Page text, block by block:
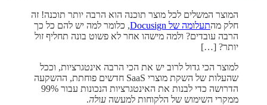
המוצר המשלים לכל מוצר תוכנה הוא הרבה יותר תוכנה! זה
חלק מהתעלומה של Docusign
, כלומר למה יש להם כל כך
הרבה עובדים? ולמה מישהו אחר לא פשוט בונה תחליף זול
יותר? […]
למוצר הכי גדול לרוב יש את הכי הרבה אינטגרציות, וככל
שהעלות של השקת מוצרי SaaS חדשים פוחתת, ההשקעה
הדרושה כדי לבנות את האינטגרציות הנכונות עבור 99%
ממקרי השימוש של הלקוחות למעשה עולה.